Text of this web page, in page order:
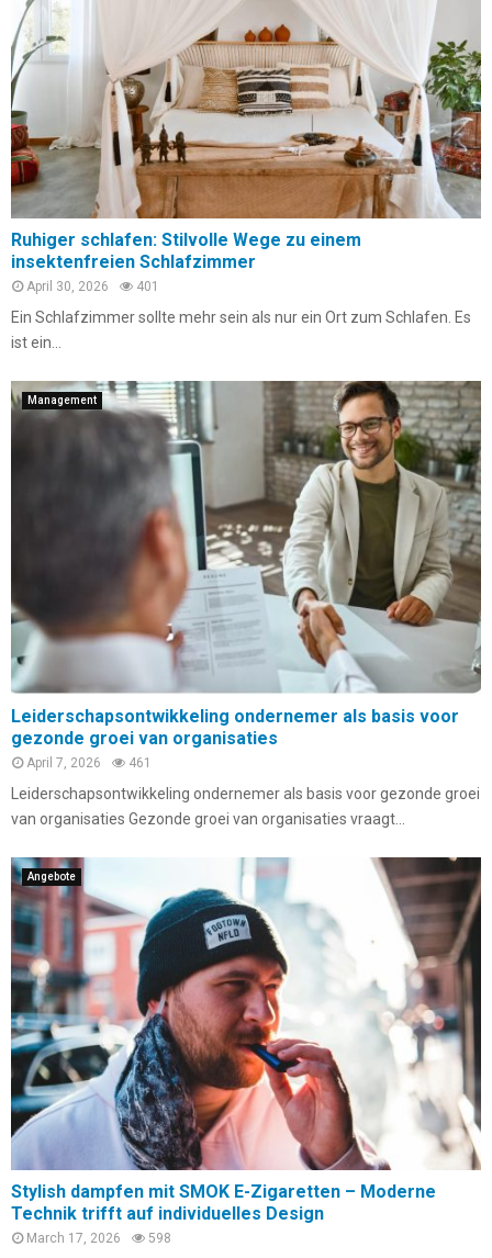
Ruhiger schlafen: Stilvolle Wege zu einem
insektenfreien Schlafzimmer
April 30, 2026 401
Ein Schlafzimmer sollte mehr sein als nur ein Ort zum Schlafen. Es
ist ein...
Management
Leiderschapsontwikkeling ondernemer als basis voor
gezonde groei van organisaties
April 7, 2026 461
Leiderschapsontwikkeling ondernemer als basis voor gezonde groei
van organisaties Gezonde groei van organisaties vraagt...
Angebote
Stylish dampfen mit SMOK E-Zigaretten – Moderne
Technik trifft auf individuelles Design
March 17, 2026 598